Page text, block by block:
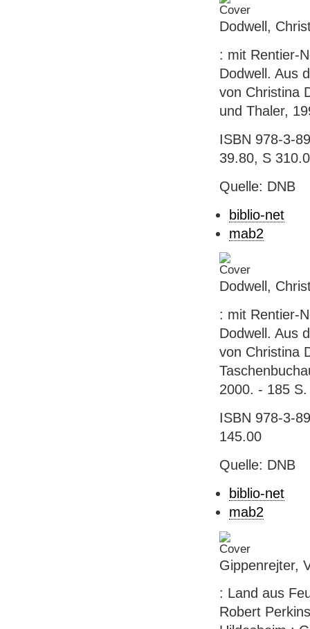
Dodwell,
: mit Rentier-
Dodwell. Aus
von Christina
und Thaler,
ISBN 978-3-
39.80, S
Quelle: DNB
biblio-net
mab2
Dodwell,
: mit Rentier-
Dodwell. Aus
von Christina
2000. - 185
ISBN 978-3-
145.00
Quelle: DNB
biblio-net
mab2
Gippenrejter,
: Land aus
Robert